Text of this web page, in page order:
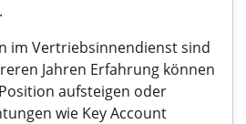
im Vertriebsinnendienst sind
Jahren Erfahrung können
aufsteigen oder
wie Key Account